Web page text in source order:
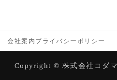
会社案内 プライバシーポリシー
Copyright © 株式会社コダ